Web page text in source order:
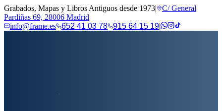
Grabados, Mapas y Libros Antiguos desde 1973|
C/ General
Pardiñas 69, 28006 Madrid
info@frame.es
652 41 03 78 915 64 15 19|